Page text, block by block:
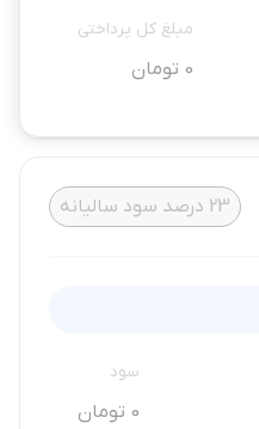
مبلغ کل پرداختی
0 تومان
23 درصد سود سالیانه
سود
0 تومان